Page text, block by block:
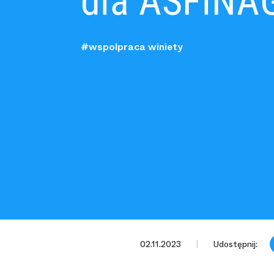
#wspolpraca winiety
02.11.2023 Udostępnij: